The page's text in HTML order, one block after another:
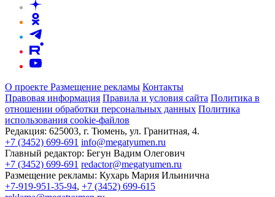
О проекте Размещение рекламы Контакты
Правовая информация Правила и условия сайта Политика в
отношении обработки персональных данных Политика
использования cookie-файлов
Редакция: 625003, г. Тюмень, ул. Гранитная, 4.
+7 (3452) 699-691 info@megatyumen.ru
Главный редактор: Бегун Вадим Олегович
+7 (3452) 699-691 redactor@megatyumen.ru
Размещение рекламы: Кухарь Мария Ильинична
+7-919-951-35-94, +7 (3452) 699-615